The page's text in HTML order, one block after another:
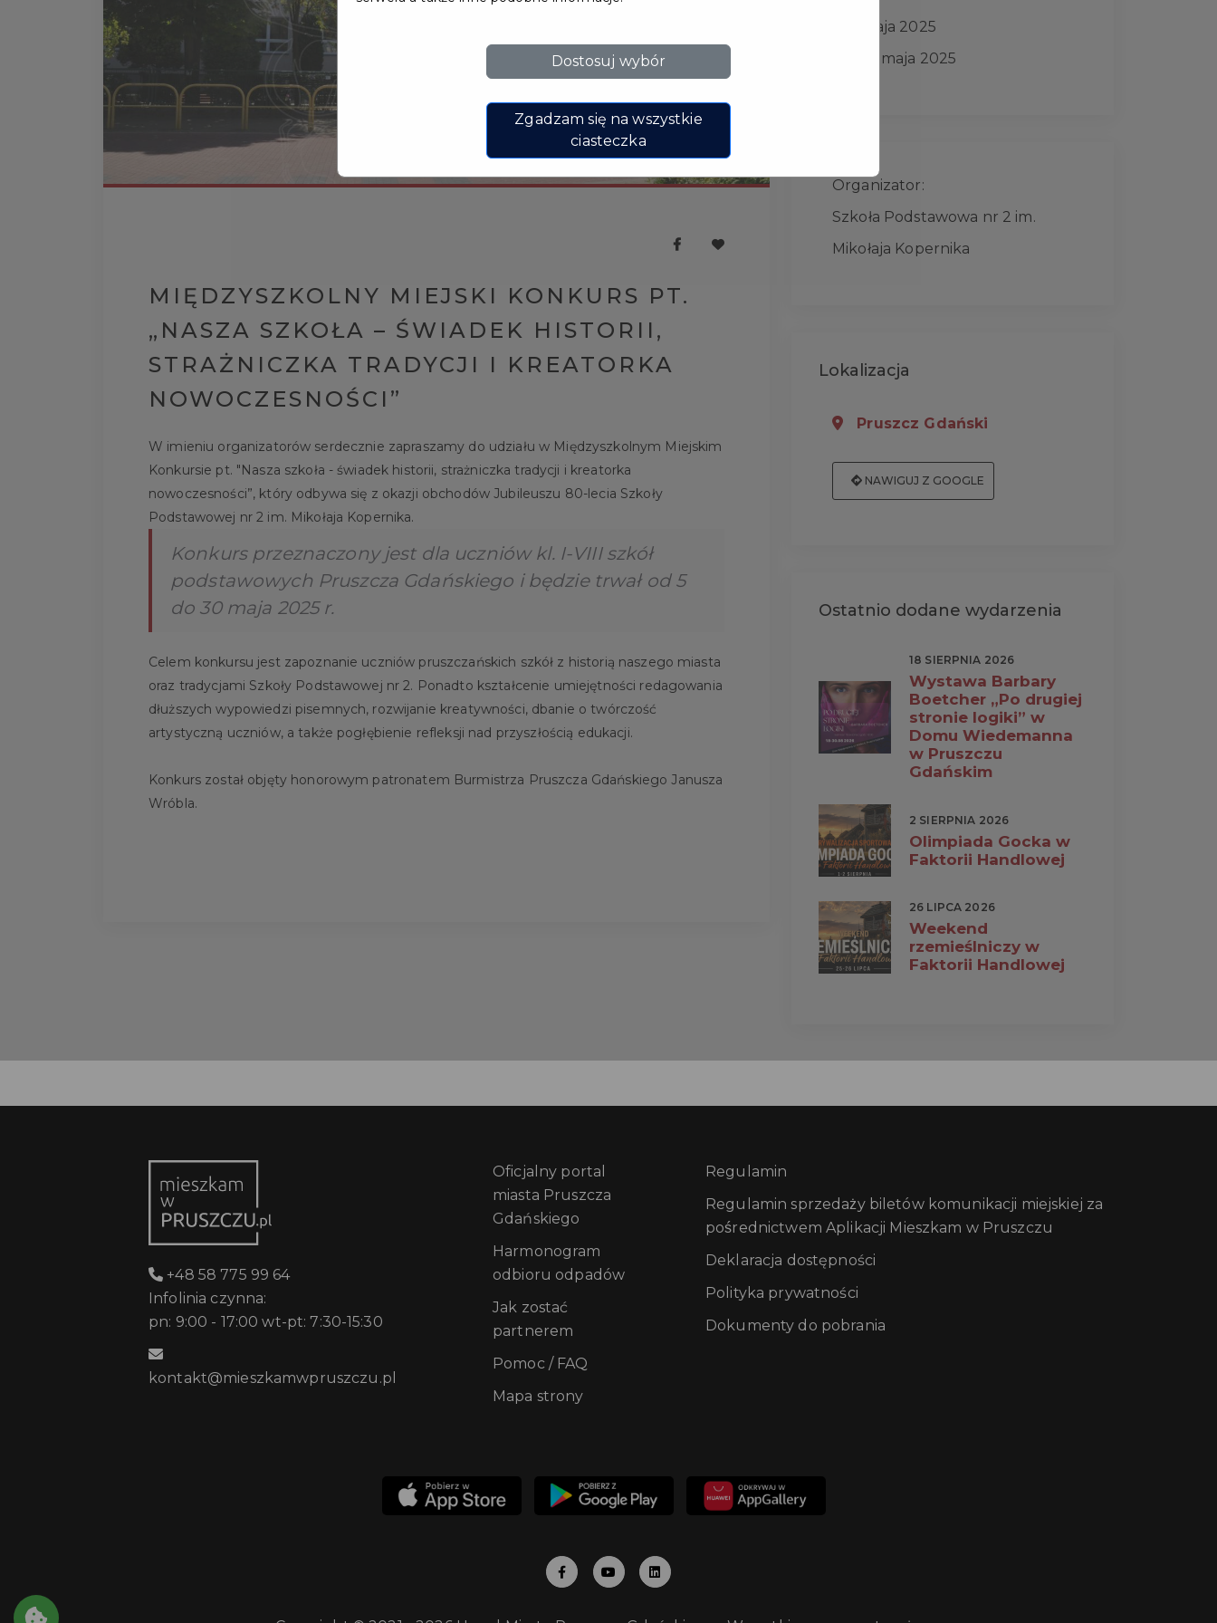
MIĘDZYSZKOLNY MIEJSKI KONKURS PT.
„NASZA SZKOŁA – ŚWIADEK HISTORII,
STRAŻNICZKA TRADYCJI I KREATORKA
NOWOCZESNOŚCI”
W imieniu organizatorów serdecznie zapraszamy do udziału w Międzyszkolnym Miejskim
Konkursie pt. "Nasza szkoła - świadek historii, strażniczka tradycji i kreatorka
nowoczesności”, który odbywa się z okazji obchodów Jubileuszu 80-lecia Szkoły
Podstawowej nr 2 im. Mikołaja Kopernika.
Konkurs przeznaczony jest dla uczniów kl. I-VIII szkół
podstawowych Pruszcza Gdańskiego i będzie trwał od 5
do 30 maja 2025 r.
Celem konkursu jest zapoznanie uczniów pruszczańskich szkół z historią naszego miasta
oraz tradycjami Szkoły Podstawowej nr 2. Ponadto kształcenie umiejętności redagowania
dłuższych wypowiedzi pisemnych, rozwijanie kreatywności, dbanie o twórczość
artystyczną uczniów, a także pogłębienie refleksji nad przyszłością edukacji.
Konkurs został objęty honorowym patronatem Burmistrza Pruszcza Gdańskiego Janusza
Wróbla.
5 maja 2025
do: 30 maja 2025
Organizator:
Szkoła Podstawowa nr 2 im.
Mikołaja Kopernika
Lokalizacja
Pruszcz Gdański
NAWIGUJ Z GOOGLE
Ostatnio dodane wydarzenia
18 SIERPNIA 2026
Wystawa Barbary
Boetcher „Po drugiej
stronie logiki” w
Domu Wiedemanna
w Pruszczu
Gdańskim
2 SIERPNIA 2026
Olimpiada Gocka w
Faktorii Handlowej
26 LIPCA 2026
Weekend
rzemieślniczy w
Faktorii Handlowej
+48 58 775 99 64
Infolinia czynna:
pn: 9:00 - 17:00 wt-pt: 7:30-15:30
kontakt@mieszkamwpruszczu.pl
Oficjalny portal
miasta Pruszcza
Gdańskiego
Harmonogram
odbioru odpadów
Jak zostać
partnerem
Pomoc / FAQ
Mapa strony
Regulamin
Regulamin sprzedaży biletów komunikacji miejskiej za
pośrednictwem Aplikacji Mieszkam w Pruszczu
Deklaracja dostępności
Polityka prywatności
Dokumenty do pobrania
Dostosuj wybór
Zgadzam się na wszystkie
ciasteczka